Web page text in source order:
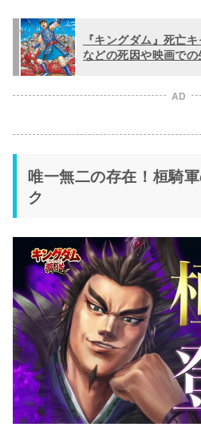
『キングダム』死亡
などの死因や映画で
AD
唯一無二の存在！桓騎
ク